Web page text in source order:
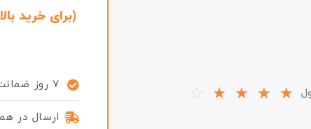
☆
☆
☆
☆
☆
(برای خرید بالای 20
7 روز ضمانت بازگشت
ارسال در